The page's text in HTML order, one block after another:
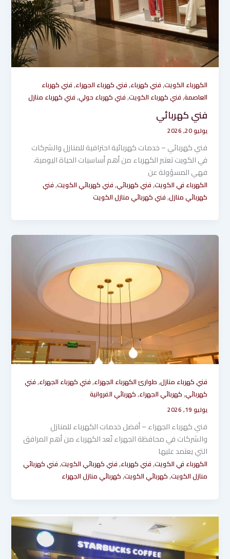
الكهرباء الكويت,فني كهرباء,فني كهرباء الجهراء,فني كهرباء
العاصمة,فني كهرباء الكويت,فني كهرباء حولي,فني كهرباء منازل
فني كهربائي
يوليو 20, 2026
فني كهربائي – خدمات كهربائية احترافية للمنازل والشركات
في الكويت تعتبر الكهرباء من أهم أساسيات الحياة اليومية،
فهي المسؤولة عن
الكهرباء في الكويت,فني كهربائي,فني كهربائي الكويت,فني
كهربائي منازل,فني كهربائي منازل الكويت
فني كهرباء منازل,طوارئ الكهرباء الجهراء,فني كهرباء الجهراء,فني
كهربائي,كهربائي الجهراء,كهربائي الفروانية
يوليو 19, 2026
فني كهرباء الجهراء – أفضل خدمات الكهرباء للمنازل
والشركات في محافظة الجهراء تُعد الكهرباء من أهم المرافق
التي يعتمد عليها
الكهرباء في الكويت,فني كهرباء,فني كهربائي الكويت,فني كهربائي
منازل الكويت,كهربائي الكويت,كهربائي منازل الجهراء